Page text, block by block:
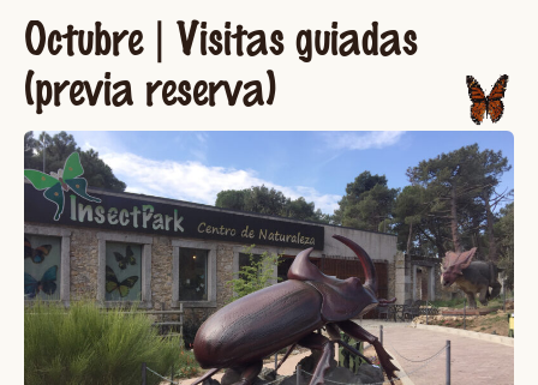
Octubre | Visitas guiadas
(previa reserva)